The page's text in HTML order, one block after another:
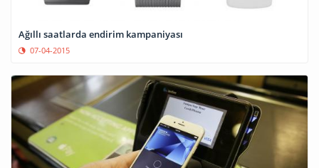
Ağıllı saatlarda endirim kampaniyası
07-04-2015